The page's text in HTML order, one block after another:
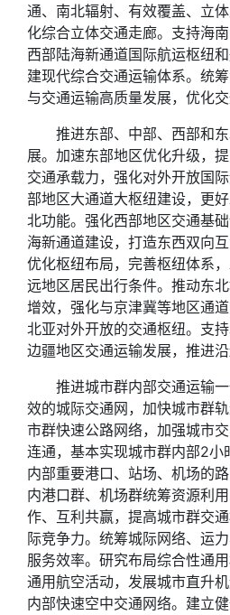
通、南北辐射、有效覆盖、立
化综合立体交通走廊。支持海
西部陆海新通道国际航运枢纽
建现代综合交通运输体系。统
与交通运输高质量发展，优化
推进东部、中部、西部和东
展。加速东部地区优化升级，
交通承载力，强化对外开放国
部地区大通道大枢纽建设，更
北功能。强化西部地区交通基
海新通道建设，打造东西双向
优化枢纽布局，完善枢纽体系
远地区居民出行条件。推动东
增效，强化与京津冀等地区通
北亚对外开放的交通枢纽。支
边疆地区交通运输发展，推进
推进城市群内部交通运输一
效的城际交通网，加快城市群
市群快速公路网络，加强城市
连通，基本实现城市群内部2小
内部重要港口、站场、机场的
内港口群、机场群统筹资源利
作、互利共赢，提高城市群交
际竞争力。统筹城际网络、运
服务效率。研究布局综合性通
通用航空活动，发展城市直升
内部快速空中交通网络。建立